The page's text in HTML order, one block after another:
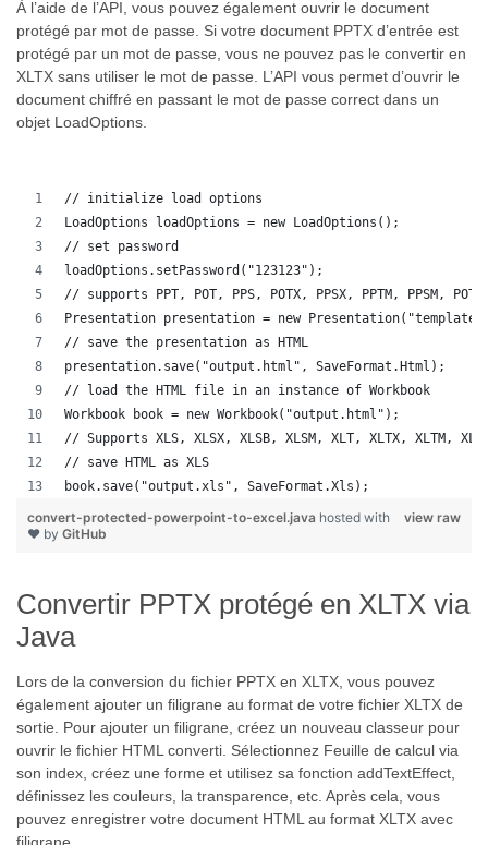
À l’aide de l’API, vous pouvez également ouvrir le document
protégé par mot de passe. Si votre document PPTX d’entrée est
protégé par un mot de passe, vous ne pouvez pas le convertir en
XLTX sans utiliser le mot de passe. L’API vous permet d’ouvrir le
document chiffré en passant le mot de passe correct dans un
objet LoadOptions.
// initialize load options
LoadOptions loadOptions = new LoadOptions();
// set password
loadOptions.setPassword("123123");
// supports PPT, POT, PPS, POTX, PPSX, PPTM, PPSM,
Presentation presentation = new
// save the presentation as HTML
presentation.save("output.html", SaveFormat.Html);
// load the HTML file in an instance of Workbook
Workbook book = new Workbook("output.html");
// Supports XLS, XLSX, XLSB, XLSM, XLT, XLTX, XLTM,
// save HTML as XLS
book.save("output.xls", SaveFormat.Xls);
view raw
convert-protected-powerpoint-to-excel.java hosted with
❤ by GitHub
Convertir PPTX protégé en XLTX via
Java
Lors de la conversion du fichier PPTX en XLTX, vous pouvez
également ajouter un filigrane au format de votre fichier XLTX de
sortie. Pour ajouter un filigrane, créez un nouveau classeur pour
ouvrir le fichier HTML converti. Sélectionnez Feuille de calcul via
son index, créez une forme et utilisez sa fonction addTextEffect,
définissez les couleurs, la transparence, etc. Après cela, vous
pouvez enregistrer votre document HTML au format XLTX avec